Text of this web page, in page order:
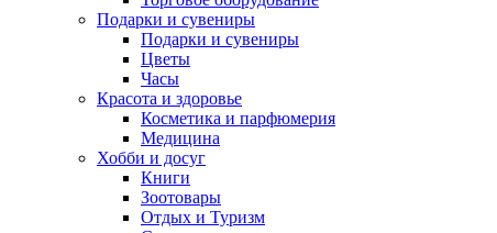
Подарки и сувениры
Подарки и сувениры
Цветы
Часы
Красота и здоровье
Косметика и парфюмерия
Медицина
Хобби и досуг
Книги
Зоотовары
Отдых и Туризм